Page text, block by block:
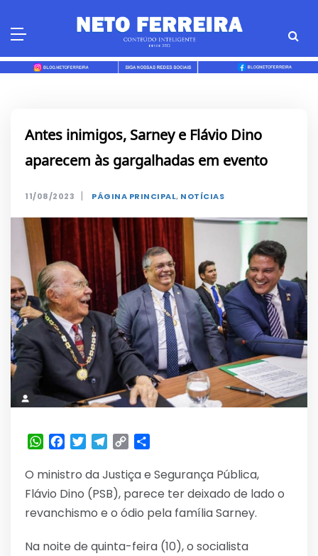
Antes inimigos, Sarney e Flávio Dino
aparecem às gargalhadas em evento
11/08/2023 | PÁGINA PRINCIPAL, NOTÍCIAS
WhatsApp
Facebook
TwitterTelegram
Copy
O ministro da Justiça e Segurança Pública,
Flávio Dino (PSB), parece ter deixado de lado o
revanchismo e o ódio pela família Sarney.
Na noite de quinta-feira (10), o socialista